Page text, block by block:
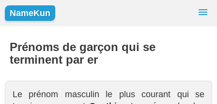
NameKun
Prénoms Populaires
Prénoms de garçon qui se
terminent par er
Le prénom masculin le plus courant qui se